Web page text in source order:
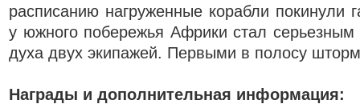
расписанию нагруженные корабли покинули
у южного побережья Африки стал серьезным
духа двух экипажей. Первыми в полосу
Награды и дополнительная информация: